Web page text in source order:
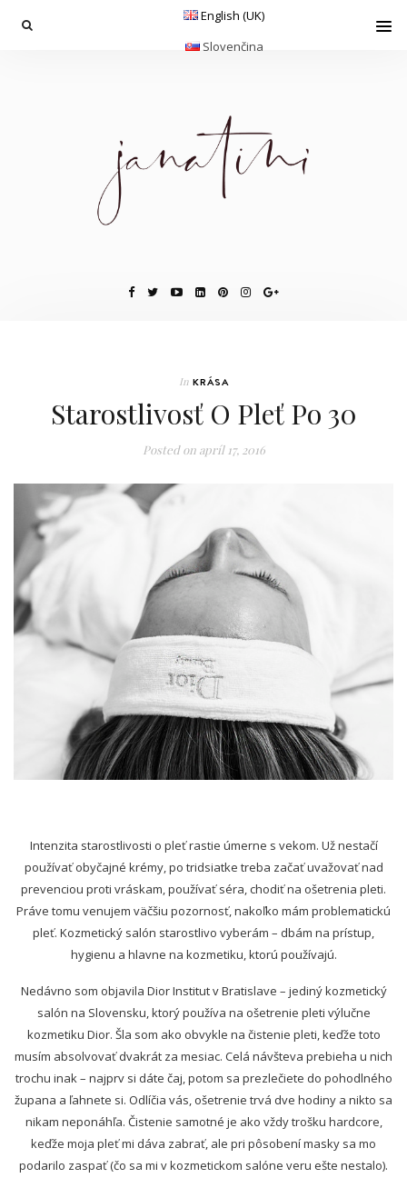
English (UK)
Slovenčina
In KRÁSA
Starostlivosť O Pleť Po 30
Posted onapríl 17, 2016
Intenzita starostlivosti o pleť rastie úmerne s vekom. Už nestačí
používať obyčajné krémy, po tridsiatke treba začať uvažovať nad
prevenciou proti vráskam, používať séra, chodiť na ošetrenia pleti.
Práve tomu venujem väčšiu pozornosť, nakoľko mám problematickú
pleť. Kozmetický salón starostlivo vyberám – dbám na prístup,
hygienu a hlavne na kozmetiku, ktorú používajú.
Nedávno som objavila Dior Institut v Bratislave – jediný kozmetický
salón na Slovensku, ktorý používa na ošetrenie pleti výlučne
kozmetiku Dior. Šla som ako obvykle na čistenie pleti, keďže toto
musím absolvovať dvakrát za mesiac. Celá návšteva prebieha u nich
trochu inak – najprv si dáte čaj, potom sa prezlečiete do pohodlného
župana a ľahnete si. Odlíčia vás, ošetrenie trvá dve hodiny a nikto sa
nikam neponáhľa. Čistenie samotné je ako vždy trošku hardcore,
keďže moja pleť mi dáva zabrať, ale pri pôsobení masky sa mo
podarilo zaspať (čo sa mi v kozmetickom salóne veru ešte nestalo).